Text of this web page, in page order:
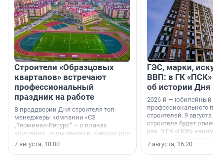
Строители «Образцовых
кварталов» встречают
профессиональный
праздник на работе
В преддверии Дня строителя топ-
менеджеры компании «СЗ
„Терминал-Ресурс“ — о планах
компании, испытаниях и поводах для
осторожного оптимизма.
7 августа, 18:00
ГЭС, марки,
ВВП: в ГК «ПСК»
об истории Дня
2026-й — юбилейный
профессионального
строителей. 9 августа
строителя будет
раз. В ГК «ПСК»
поменялась роль
7 августа, 16:20